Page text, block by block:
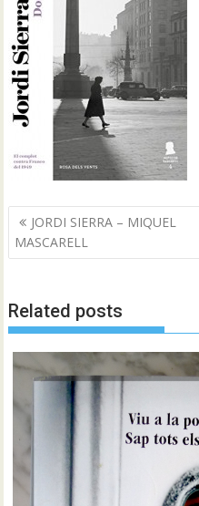
Navegació
d'entrades
JORDI SIERRA – MIQUEL
MASCARELL
Related posts